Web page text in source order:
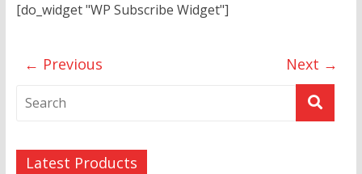
[do_widget "WP Subscribe Widget"]
← Previous Next →
Latest Products